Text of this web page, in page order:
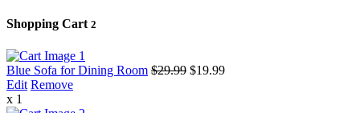
Shopping Cart 2
Blue Sofa for Dining Room $29.99 $19.99
Edit Remove
x 1